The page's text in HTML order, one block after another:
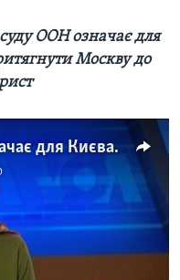
ООН означає для
Москву до
Що рішення суду ООН означає для Києва та майбутніх шансів притягнути Москву до відповідальності - пояснює юрист. Відео
available